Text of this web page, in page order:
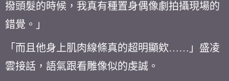
撥頭髮的時候，我真有種置身偶像劇拍攝現場的
錯覺。」
「而且他身上肌肉線條真的超明顯欸……」盛凌
雲接話，語氣跟看雕像似的虔誠。